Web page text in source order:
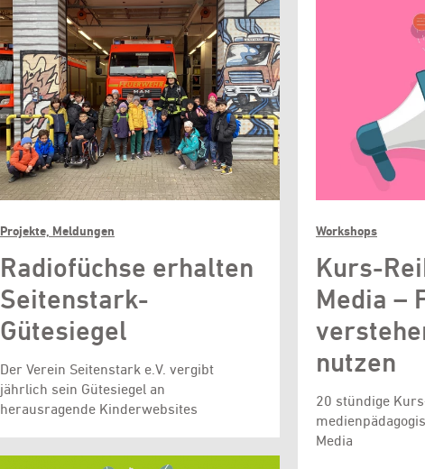
Projekte, Meldungen
Radiofüchse erhalten
Seitenstark-
Gütesiegel
Der Verein Seitenstark e.V. vergibt
jährlich sein Gütesiegel an
herausragende Kinderwebsites
Workshops
Kurs-
Media –
nutzen
20 stündige
Media